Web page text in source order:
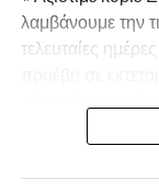
λαμβάνουμε την
τελευταίες
Ναυπάκτου
Παρόμοια